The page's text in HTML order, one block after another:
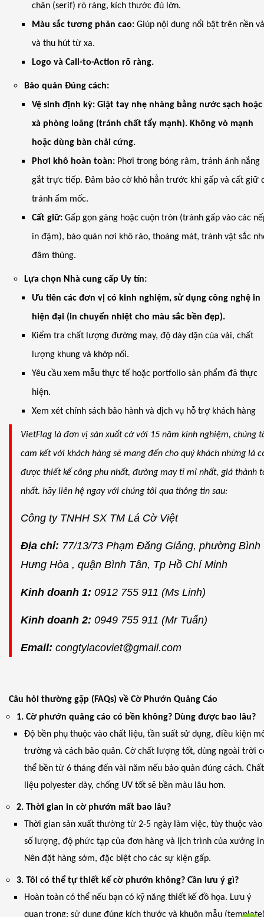
chân (serif) rõ ràng, kích thước đủ lớn.
Màu sắc tương phản cao: Giúp nội dung nổi bật trên nền
và thu hút từ xa.
Logo và Call-to-Action rõ ràng.
Bảo quản Đúng cách:
Vệ sinh định kỳ: Giặt tay nhẹ nhàng bằng nước sạch hoặc
xà phòng loãng (tránh chất tẩy mạnh). Không vò mạnh
hoặc dùng bàn chải cứng.
Phơi khô hoàn toàn: Phơi trong bóng râm, tránh ánh nắng
gắt trực tiếp. Đảm bảo cờ khô hẳn trước khi gấp và cất giữ
tránh ẩm mốc.
Cất giữ: Gấp gọn gàng hoặc cuộn tròn (tránh gấp vào các
in đậm), bảo quản nơi khô ráo, thoáng mát, tránh vật sắc
đâm thủng.
Lựa chọn Nhà cung cấp Uy tín:
Ưu tiên các đơn vị có kinh nghiệm, sử dụng công nghệ in
hiện đại (in chuyển nhiệt cho màu sắc bền đẹp).
Kiểm tra chất lượng đường may, độ dày dặn của vải, chất
lượng khung và khớp nối.
Yêu cầu xem mẫu thực tế hoặc portfolio sản phẩm đã thực
hiện.
Xem xét chính sách bảo hành và dịch vụ hỗ trợ khách hàng
VietFlag là đơn vị sản xuất cờ với 15 năm kinh nghiệm, chúng
cam kết với khách hàng sẽ mang đến cho quý khách những lá
được thiết kế công phu nhất, đường may tỉ mỉ nhất, giá thành
nhất. hãy liên hệ ngay với chúng tôi qua thông tin sau:
Công ty TNHH SX TM Lá Cờ Việt
Địa chỉ: 77/13/73 Phạm Đăng Giảng, phường Bình
Hưng Hòa , quận Bình Tân, Tp Hồ Chí Minh
Kinh doanh 1: 0912 755 911 (Ms Linh)
Kinh doanh 2: 0949 755 911 (Mr Tuấn)
Email: congtylacoviet@gmail.com
Câu hỏi thường gặp (FAQs) về Cờ Phướn Quảng Cáo
1. Cờ phướn quảng cáo có bền không? Dùng được bao lâu?
Độ bền phụ thuộc vào chất liệu, tần suất sử dụng, điều kiện
trường và cách bảo quản. Cờ chất lượng tốt, dùng ngoài trời
thể bền từ 6 tháng đến vài năm nếu bảo quản đúng cách. Chất
liệu polyester dày, chống UV tốt sẽ bền màu lâu hơn.
2. Thời gian in cờ phướn mất bao lâu?
Thời gian sản xuất thường từ 2-5 ngày làm việc, tùy thuộc vào
số lượng, độ phức tạp của đơn hàng và lịch trình của xưởng
Nên đặt hàng sớm, đặc biệt cho các sự kiện gấp.
3. Tôi có thể tự thiết kế cờ phướn không? Cần lưu ý gì?
Hoàn toàn có thể nếu bạn có kỹ năng thiết kế đồ họa. Lưu ý
quan trọng: sử dụng đúng kích thước và khuôn mẫu